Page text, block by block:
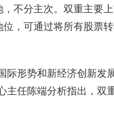
不分主次。双重主要
，可通过将所有股票
际形势和新经济创新发
主任陈端分析指出，双